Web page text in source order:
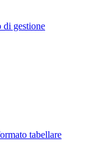
di gestione
tabellare